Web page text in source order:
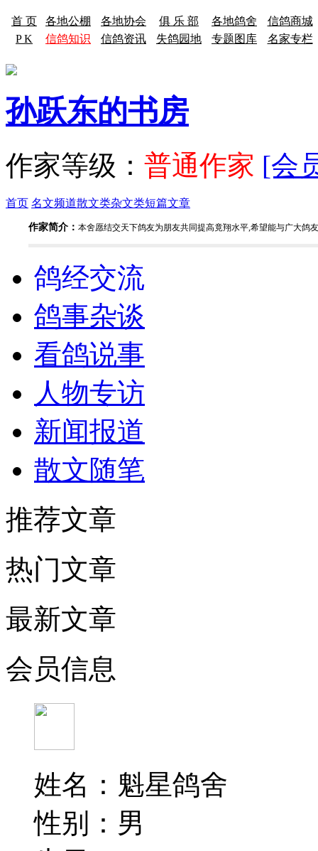
首 页 各地公棚 各地协会 俱 乐 部 各地鸽舍
信鸽商城
P K
信鸽知识 信鸽资讯 失鸽园地 专题图库 名家专栏
孙跃东的书房
作家等级： 普通作家 [会
首页 名文频道散文类杂文类短篇文章
作家简介： 本舍愿结交天下鸽友为朋友共同提高竟翔水平,希望能与广大鸽
鸽经交流
鸽事杂谈
看鸽说事
人物专访
新闻报道
散文随笔
推荐文章
热门文章
最新文章
会员信息
姓名：魁星鸽舍
性别：男